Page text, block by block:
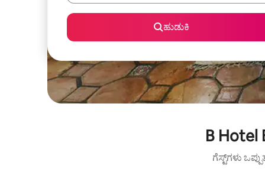
ಹುಡುಕಿ
B
ಗೆಸ್ಟ್‌ಗಳು